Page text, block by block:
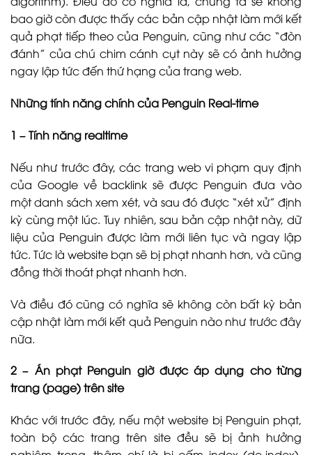
bao giờ còn được thấy các bản cập nhật làm mới kết
quả phạt tiếp theo của Penguin, cũng như các “đòn
đánh” của chú chim cánh cụt này sẽ có ảnh hưởng
ngay lập tức đến thứ hạng của trang web.
Những tính năng chính của Penguin Real-time
1 – Tính năng realtime
Nếu như trước đây, các trang web vi phạm quy định
của Google về backlink sẽ được Penguin đưa vào
một danh sách xem xét, và sau đó được “xét xử” định
kỳ cùng một lúc. Tuy nhiên, sau bản cập nhật này, dữ
liệu của Penguin được làm mới liên tục và ngay lập
tức. Tức là website bạn sẽ bị phạt nhanh hơn, và cũng
đồng thời thoát phạt nhanh hơn.
Và điều đó cũng có nghĩa sẽ không còn bất kỳ bản
cập nhật làm mới kết quả Penguin nào như trước đây
nữa.
2 – Án phạt Penguin giờ được áp dụng cho từng
trang (page) trên site
Khác với trước đây, nếu một website bị Penguin phạt,
toàn bộ các trang trên site đều sẽ bị ảnh hưởng